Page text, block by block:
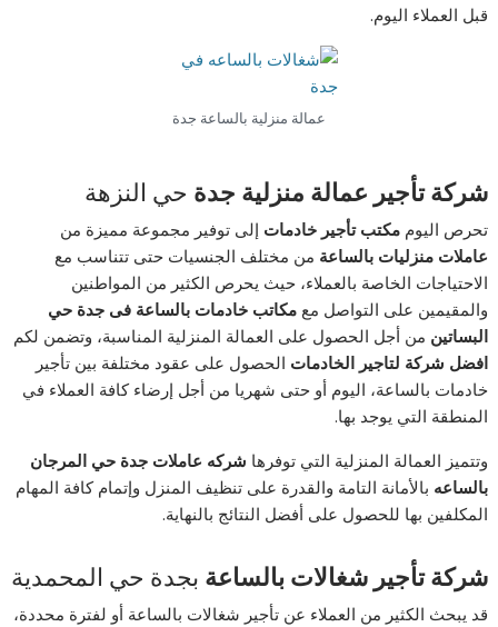
قبل العملاء اليوم.
عمالة منزلية بالساعة جدة
شركة تأجير عمالة منزلية جدة حي النزهة
تحرص اليوممكتب تأجير خادمات إلى توفير مجموعة مميزة من
عاملات منزليات بالساعة من مختلف الجنسيات حتى تتناسب مع
الاحتياجات الخاصة بالعملاء، حيث يحرص الكثير من المواطنين
والمقيمين على التواصل معمكاتب خادمات بالساعة فى جدة حي
البساتين من أجل الحصول على العمالة المنزلية المناسبة، وتضمن لكم
افضل شركة لتاجير الخادمات الحصول على عقود مختلفة بين تأجير
خادمات بالساعة، اليوم أو حتى شهريا من أجل إرضاء كافة العملاء في
المنطقة التي يوجد بها.
وتتميز العمالة المنزلية التي توفرها شركه عاملات جدة حي المرجان
بالساعه بالأمانة التامة والقدرة على تنظيف المنزل وإتمام كافة المهام
المكلفين بها للحصول على أفضل النتائج بالنهاية.
شركة تأجير شغالات بالساعة بجدة حي المحمدية
قد يبحث الكثير من العملاء عن تأجير شغالات بالساعة أو لفترة محددة،